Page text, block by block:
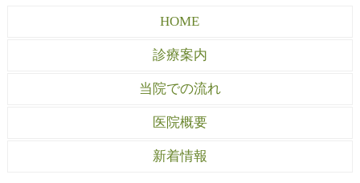
HOME
診療案内
当院での流れ
医院概要
新着情報